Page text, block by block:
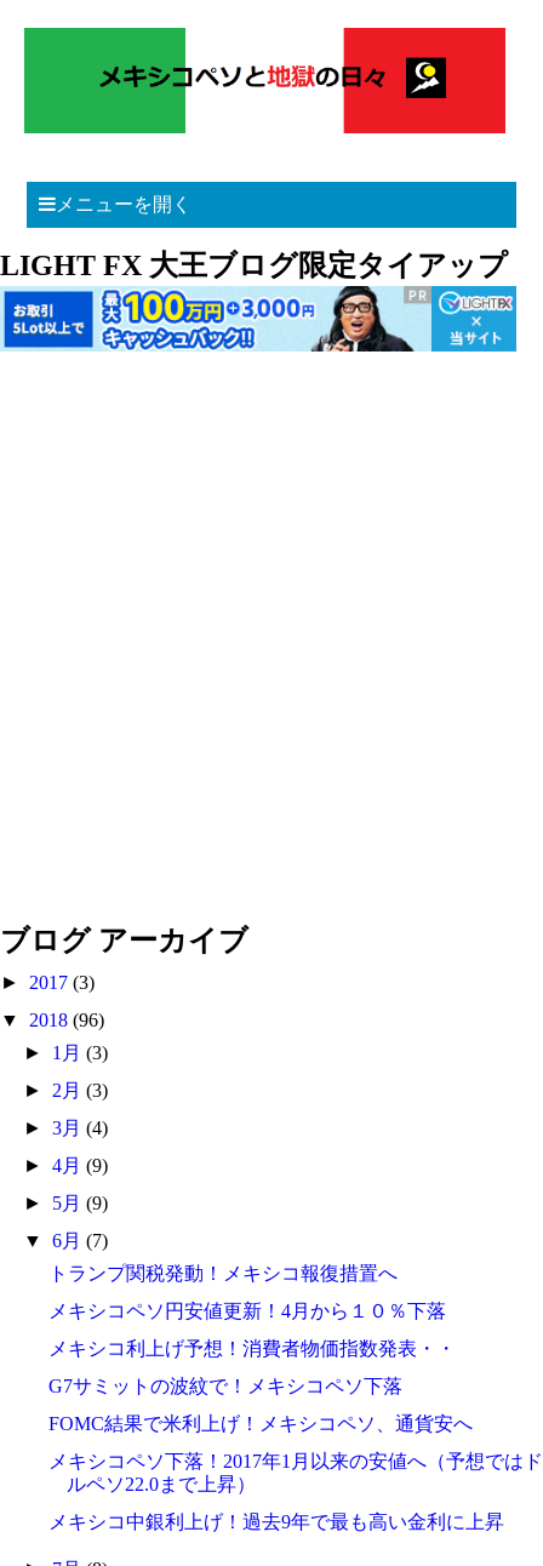
メニューを開く
LIGHT FX 大王ブログ限定タイアップ
ブログ アーカイブ
► 2017 (3)
▼ 2018 (96)
► 1月(3)
► 2月(3)
►3月(4)
►4月(9)
► 5月(9)
▼6月(7)
トランプ関税発動！メキシコ報復措置へ
メキシコペソ円安値更新！4月から１０％下落
メキシコ利上げ予想！消費者物価指数発表・・
G7サミットの波紋で！メキシコペソ下落
FOMC結果で米利上げ！メキシコペソ、通貨安へ
メキシコペソ下落！2017年1月以来の安値へ（予想ではド
ルペソ22.0まで上昇）
メキシコ中銀利上げ！過去9年で最も高い金利に上昇